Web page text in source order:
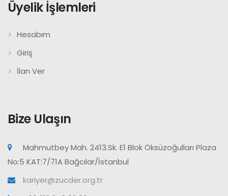
Üyelik İşlemleri
Hesabım
Giriş
İlan Ver
Bize Ulaşın
Mahmutbey Mah. 2413.Sk. E1 Blok Öksüzoğulları Plaza
No:5 KAT:7/71A Bağcılar/İstanbul
kariyer@zucder.org.tr